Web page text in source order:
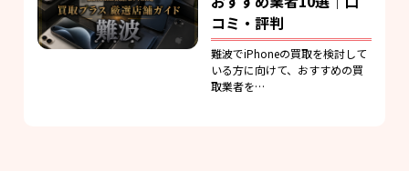
コミ・評判
難波でiPhoneの買取を検討して
いる方に向けて、おすすめの買
取業者を…